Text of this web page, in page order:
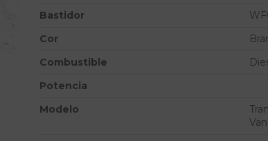
Bastidor
Cor
Combustible
Potencia
Modelo
Van